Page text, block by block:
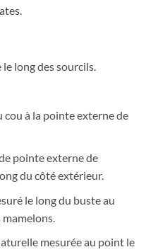
long des sourcils.
cou à la pointe externe de
pointe externe de
du côté extérieur.
le long du buste au
mesurée au point le